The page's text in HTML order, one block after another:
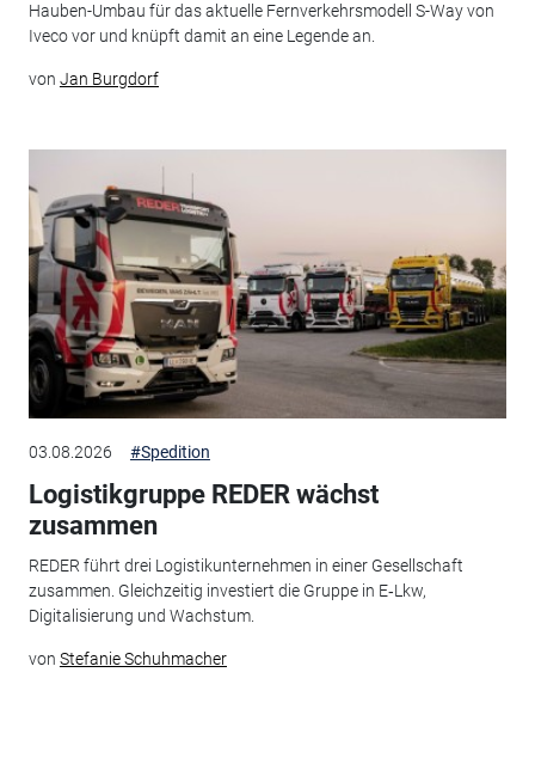
Hauben-Umbau für das aktuelle Fernverkehrsmodell S-Way von
Iveco vor und knüpft damit an eine Legende an.
von Jan Burgdorf
03.08.2026 #Spedition
Logistikgruppe REDER wächst
zusammen
REDER führt drei Logistikunternehmen in einer Gesellschaft
zusammen. Gleichzeitig investiert die Gruppe in E‑Lkw,
Digitalisierung und Wachstum.
von Stefanie Schuhmacher